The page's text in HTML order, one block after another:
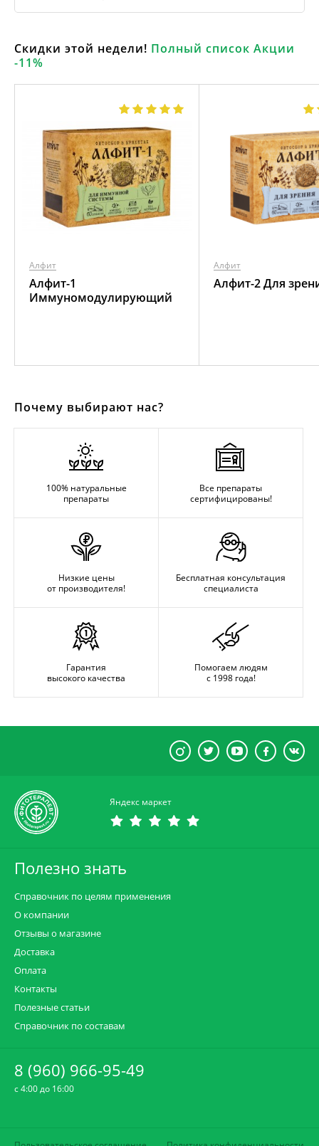
Скидки этой недели! Полный список Акции
-11%
Алфит
Алфит-1
Иммуномодулирующий
Алфит
Алфит-2 Для
Почему выбирают нас?
100% натуральные
препараты
Все препараты
сертифицированы!
Низкие цены
от производителя!
Бесплатная консультация
специалиста
Гарантия
высокого качества
Помогаем людям
с 1998 года!
Яндекс маркет
Полезно знать
Справочник по целям применения
О компании
Отзывы о магазине
Доставка
Оплата
Контакты
Полезные статьи
Справочник по составам
8 (960) 966-95-49
c 4:00 до 16:00